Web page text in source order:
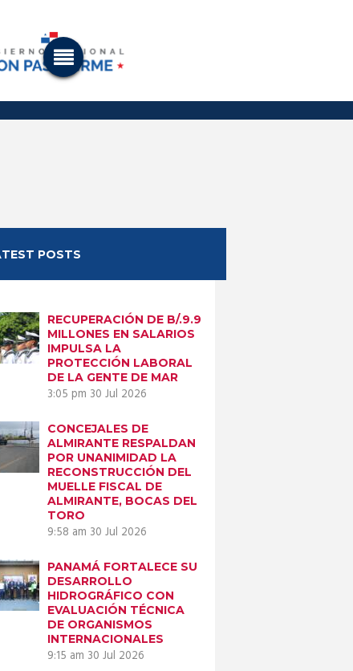
POSTS
RECUPERACIÓN DE B/.9.9
MILLONES EN SALARIOS
IMPULSA LA
PROTECCIÓN LABORAL
DE LA GENTE DE MAR
3:05 pm 30 Jul 2026
CONCEJALES DE
ALMIRANTE RESPALDAN
POR UNANIMIDAD LA
RECONSTRUCCIÓN DEL
MUELLE FISCAL DE
ALMIRANTE, BOCAS DEL
TORO
9:58 am 30 Jul 2026
PANAMÁ FORTALECE SU
DESARROLLO
HIDROGRÁFICO CON
EVALUACIÓN TÉCNICA
DE ORGANISMOS
INTERNACIONALES
9:15 am 30 Jul 2026